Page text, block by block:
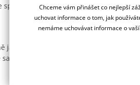
spousty barevných provedení.
jako ocelové rozety od Supersprox
drážka pro offroady.
Chceme vám přinášet co nejlepší
uchovat informace o tom, jak
nemáme uchovávat informace o